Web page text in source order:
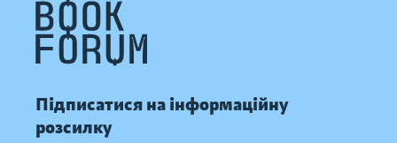
Підписатися на інформаційну
розсилку